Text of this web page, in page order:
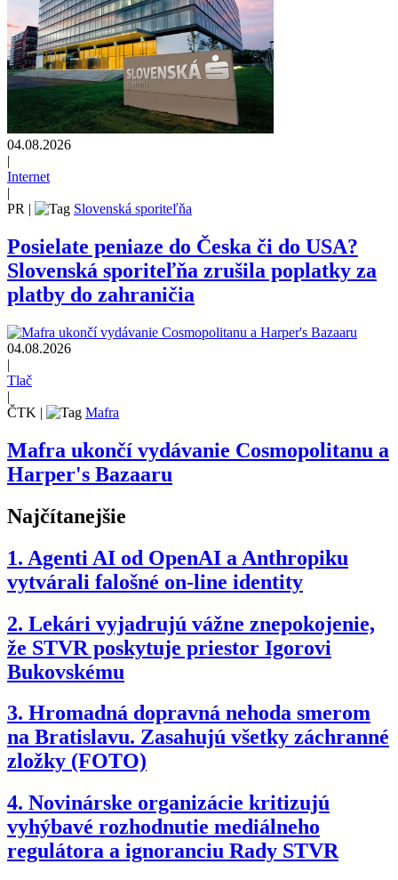
04.08.2026
|
Internet
|
PR | Slovenská sporiteľňa
Posielate peniaze do Česka či do USA?
Slovenská sporiteľňa zrušila poplatky za
platby do zahraničia
04.08.2026
|
Tlač
|
ČTK | Mafra
Mafra ukončí vydávanie Cosmopolitanu a
Harper's Bazaaru
Najčítanejšie
1. Agenti AI od OpenAI a Anthropiku
vytvárali falošné on-line identity
2. Lekári vyjadrujú vážne znepokojenie,
že STVR poskytuje priestor Igorovi
Bukovskému
3. Hromadná dopravná nehoda smerom
na Bratislavu. Zasahujú všetky záchranné
zložky (FOTO)
4. Novinárske organizácie kritizujú
vyhýbavé rozhodnutie mediálneho
regulátora a ignoranciu Rady STVR